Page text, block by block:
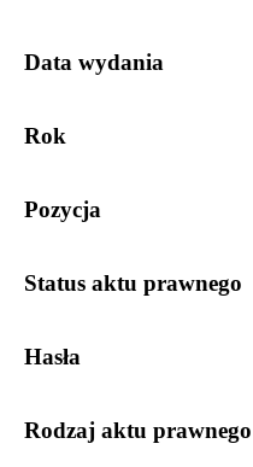
Data wydania
Rok
Pozycja
Status aktu prawnego
Hasła
Rodzaj aktu prawnego